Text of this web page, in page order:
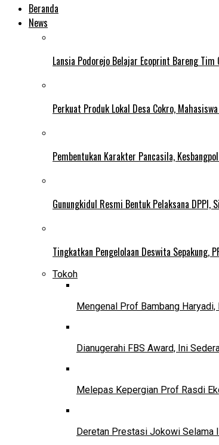
Beranda
News
Lansia Podorejo Belajar Ecoprint Bareng Tim
Perkuat Produk Lokal Desa Cokro,
Pembentukan Karakter Pancasila,
Gunungkidul Resmi Bentuk Pelaksana
Tingkatkan Pengelolaan Deswita Sepakung,
Tokoh
Mengenal Prof Bambang
Dianugerahi FBS Award, Ini
Melepas Kepergian Prof Rasdi
Deretan Prestasi Jokowi Selama